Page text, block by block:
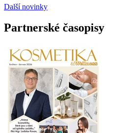
Další novinky
Partnerské časopisy